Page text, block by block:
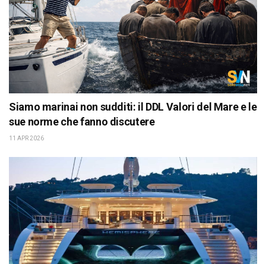
Siamo marinai non sudditi: il DDL Valori del Mare e le
sue norme che fanno discutere
11 APR 2026